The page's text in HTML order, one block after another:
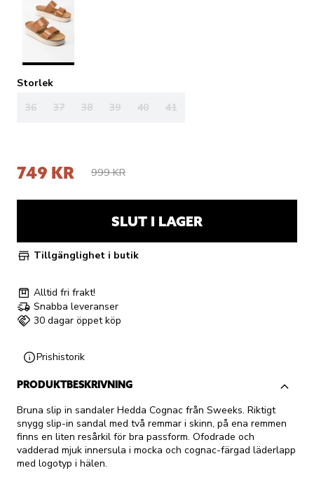
Storlek
36
37 38 39 40 41
749 KR 999 KR
SLUT I LAGER
Tillgänglighet i butik
Alltid fri frakt!
Snabba leveranser
30 dagar öppet köp
Prishistorik
PRODUKTBESKRIVNING
Bruna slip in sandaler Hedda Cognac från Sweeks. Riktigt
snygg slip-in sandal med två remmar i skinn, på ena remmen
finns en liten resårkil för bra passform. Ofodrade och
vadderad mjuk innersula i mocka och cognac-färgad läderlapp
med logotyp i hälen.